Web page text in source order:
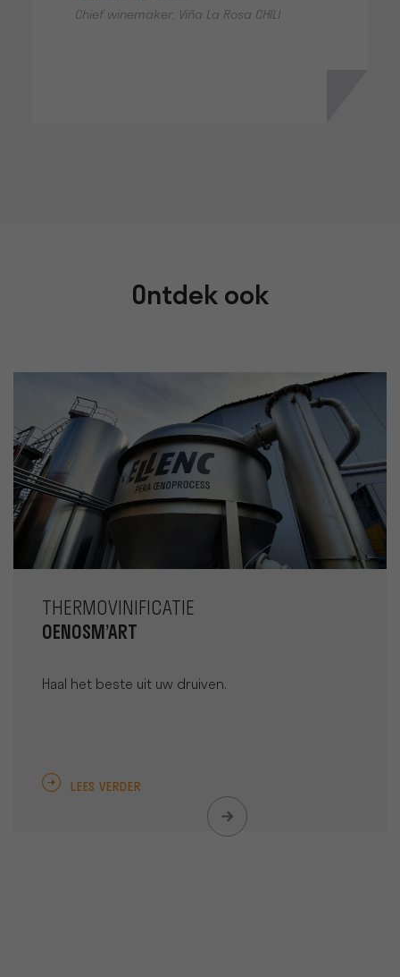
Chief winemaker, Viña La Rosa CHILI
Ontdek ook
THERMOVINIFICATIE
OENOSM’ART
Haal het beste uit uw druiven.
LEES VERDER